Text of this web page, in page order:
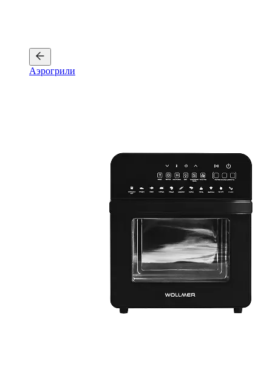
Аэрогрили